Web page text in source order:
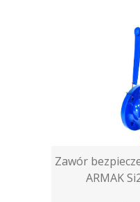
Zawór
ARMAK